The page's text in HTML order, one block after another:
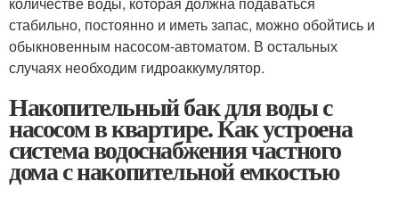
стабильно, постоянно и иметь запас, можно обойтись и
обыкновенным насосом-автоматом. В остальных
случаях необходим гидроаккумулятор.
Накопительный бак для воды с
насосом в квартире. Как устроена
система водоснабжения частного
дома с накопительной емкостью